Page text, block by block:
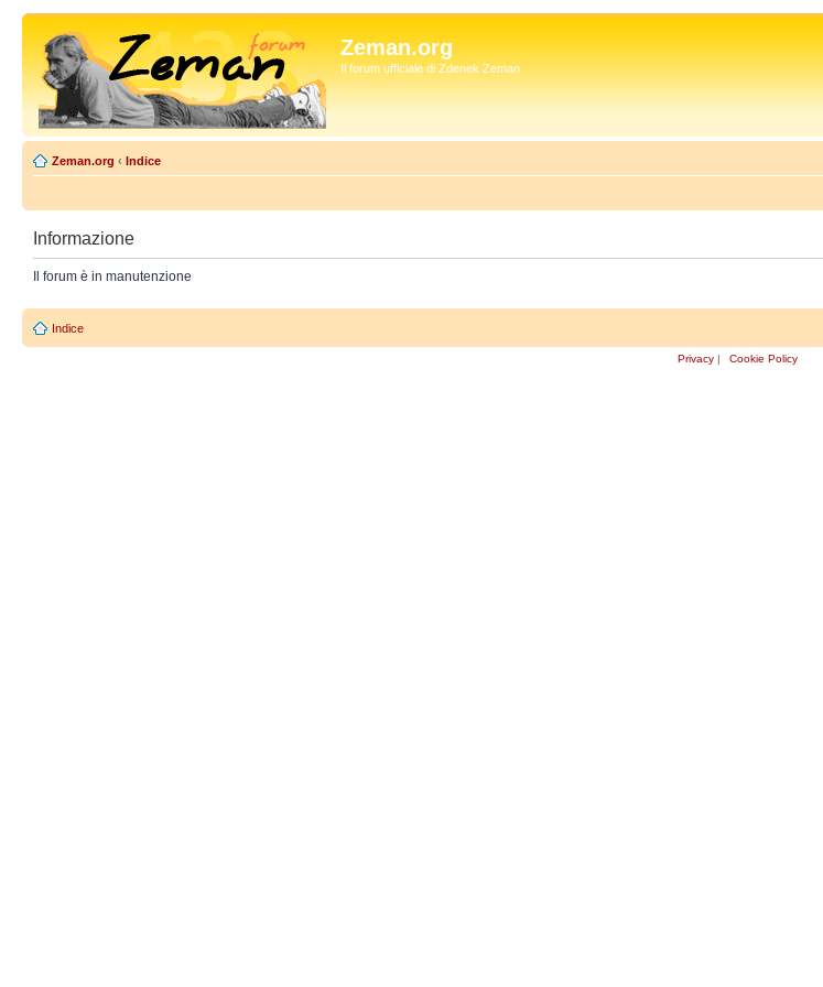
Zeman.org
Il forum ufficiale di Zdenek Zeman
Zeman.org ‹ Indice
Informazione
Il forum è in manutenzione
Indice
Privacy | Cookie Policy